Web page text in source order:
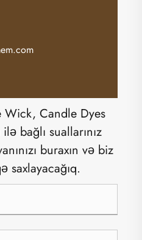
Candle Dyes
bağlı suallarınız
buraxın və biz
saxlayacağıq.